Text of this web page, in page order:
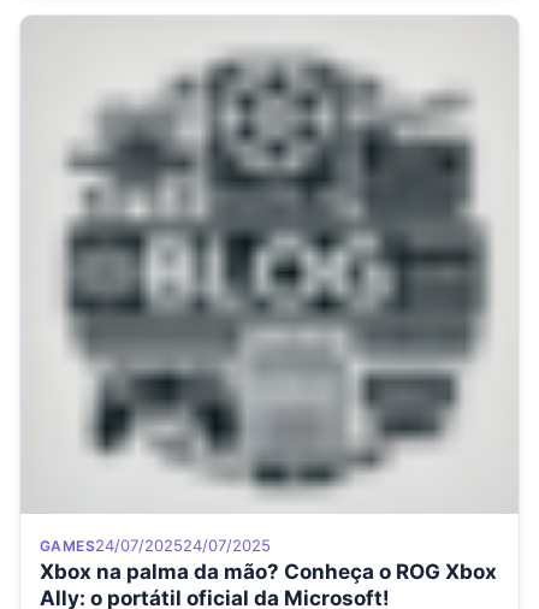
Category
GAMESPosted on
24/07/202524/07/2025
Xbox na palma da mão? Conheça o ROG Xbox
Ally: o portátil oficial da Microsoft!